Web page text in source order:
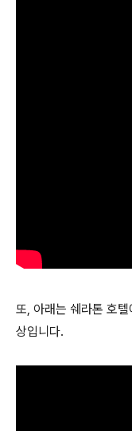
또, 아래는 쉐라톤 호
상입니다.